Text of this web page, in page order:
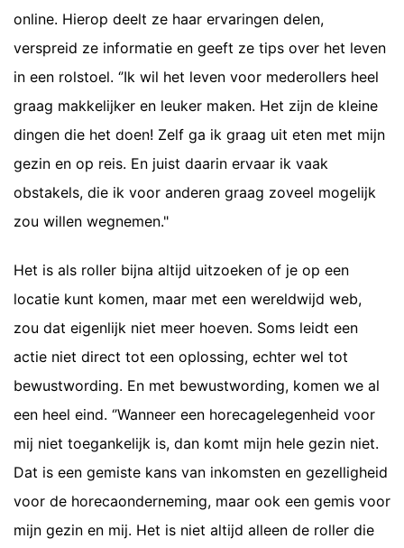
online. Hierop deelt ze haar ervaringen delen,
verspreid ze informatie en geeft ze tips over het leven
in een rolstoel. ‘’Ik wil het leven voor mederollers heel
graag makkelijker en leuker maken. Het zijn de kleine
dingen die het doen! Zelf ga ik graag uit eten met mijn
gezin en op reis. En juist daarin ervaar ik vaak
obstakels, die ik voor anderen graag zoveel mogelijk
zou willen wegnemen."
Het is als roller bijna altijd uitzoeken of je op een
locatie kunt komen, maar met een wereldwijd web,
zou dat eigenlijk niet meer hoeven. Soms leidt een
actie niet direct tot een oplossing, echter wel tot
bewustwording. En met bewustwording, komen we al
een heel eind. ‘’Wanneer een horecagelegenheid voor
mij niet toegankelijk is, dan komt mijn hele gezin niet.
Dat is een gemiste kans van inkomsten en gezelligheid
voor de horecaonderneming, maar ook een gemis voor
mijn gezin en mij. Het is niet altijd alleen de roller die